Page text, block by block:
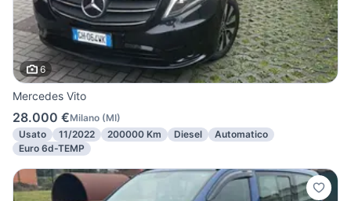
6
Mercedes Vito
28.000 €Milano (MI)
Usato
11/2022 200000 Km Diesel
Automatico
Euro 6d-TEMP